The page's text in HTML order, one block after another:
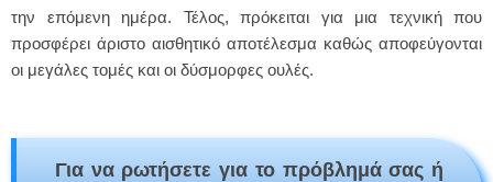
την επόμενη ημέρα. Τέλος, πρόκειται για μια τεχνική που
προσφέρει άριστο αισθητικό αποτέλεσμα καθώς αποφεύγονται
οι μεγάλες τομές και οι δύσμορφες ουλές.
Για να ρωτήσετε για το πρόβλημά σας ή